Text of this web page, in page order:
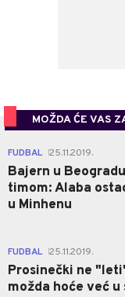
MOŽDA ĆE VAS
FUDBAL 25.11.2019.
Bajern u
timom: Alaba
u Minhenu
FUDBAL 25.11.2019.
Prosinečki ne
možda hoće već u